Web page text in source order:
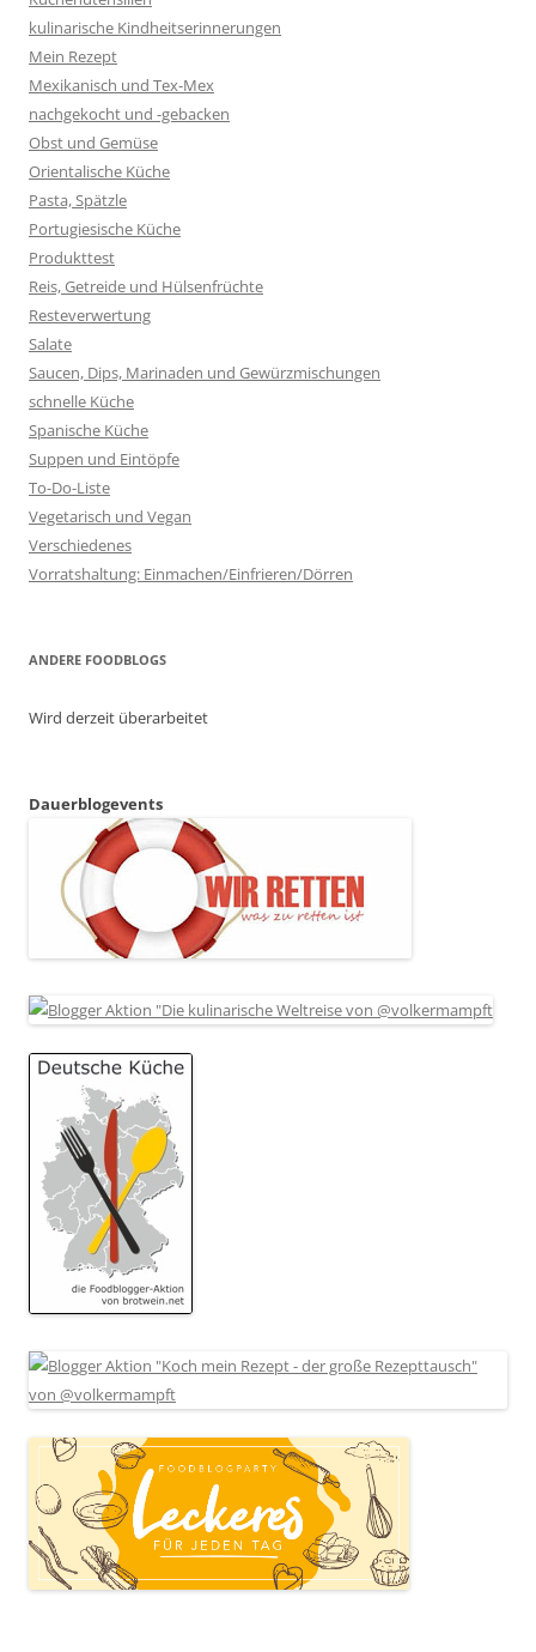
kulinarische Kindheitserinnerungen
Mein Rezept
Mexikanisch und Tex-Mex
nachgekocht und -gebacken
Obst und Gemüse
Orientalische Küche
Pasta, Spätzle
Portugiesische Küche
Produkttest
Reis, Getreide und Hülsenfrüchte
Resteverwertung
Salate
Saucen, Dips, Marinaden und Gewürzmischungen
schnelle Küche
Spanische Küche
Suppen und Eintöpfe
To-Do-Liste
Vegetarisch und Vegan
Verschiedenes
Vorratshaltung: Einmachen/Einfrieren/Dörren
ANDERE FOODBLOGS
Wird derzeit überarbeitet
Dauerblogevents